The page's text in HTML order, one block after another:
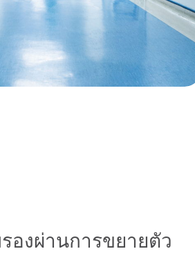
องผ่านการขยายตัว